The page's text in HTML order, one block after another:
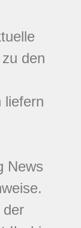
den
liefern
News
der